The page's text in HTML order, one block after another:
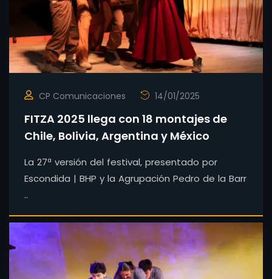
CP Comunicaciones 14/01/2025
FITZA 2025 llega con 18 montajes de
Chile, Bolivia, Argentina y México
La 27ª versión del festival, presentado por
Escondida | BHP y la Agrupación Pedro de la Barr
..